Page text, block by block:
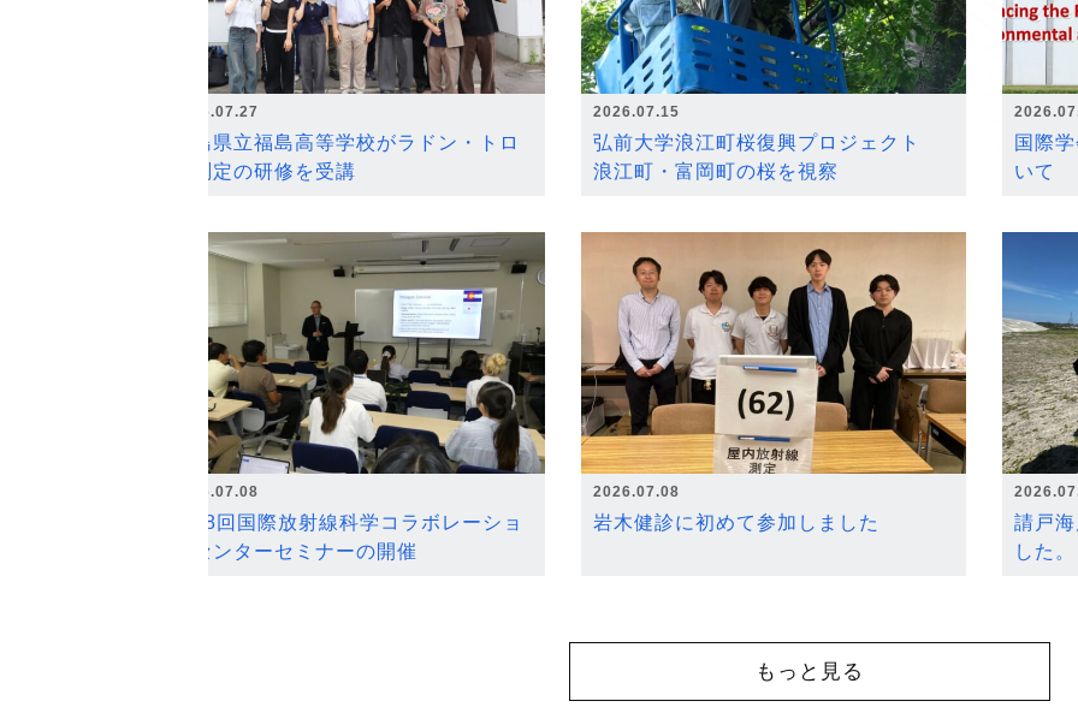
2026.07.27
福島県立福島高等学校がラドン・トロ
ン測定の研修を受講
2026.07.15
弘前大学浪江町桜復興プロジェクト
浪江町・富岡町の桜を視察
国際
いて
2026.07.08
第18回国際放射線科学コラボレーショ
ンセンターセミナーの開催
2026.07.08
岩木健診に初めて参加しました
請戸
した。
もっと見る